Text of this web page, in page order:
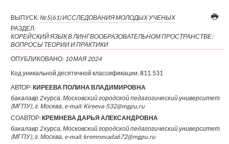
ВЫПУСК:№5(61) ИССЛЕДОВАНИЯ МОЛОДЫХ УЧЕНЫХ
РАЗДЕЛ:
КОРЕЙСКИЙ ЯЗЫК В ЛИНГВООБРАЗОВАТЕЛЬНОМ ПРОСТРАНСТВЕ:
ВОПРОСЫ ТЕОРИИ И ПРАКТИКИ
ОПУБЛИКОВАНО: 10 МАЯ 2024
Код уникальной десятичной классификации:811.531
АВТОР:КИРЕЕВА ПОЛИНА ВЛАДИМИРОВНА
бакалавр 2 курса, Московский городской педагогический университет
(МГПУ), г. Москва, e-mail: Kireeva-532@mgpu.ru
СОАВТОР:КРЕМНЕВА ДАРЬЯ АЛЕКСАНДРОВНА
бакалавр 2 курса, Московский городской педагогический университет
(МГПУ), г. Москва, e-mail: kremnevada672@mgpu.ru